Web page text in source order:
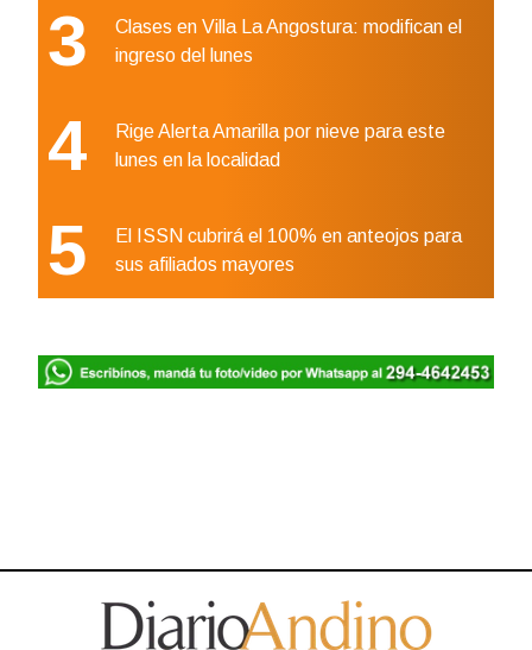
3
Clases en Villa La Angostura: modifican el
ingreso del lunes
4
Rige Alerta Amarilla por nieve para este
lunes en la localidad
5
El ISSN cubrirá el 100% en anteojos para
sus afiliados mayores